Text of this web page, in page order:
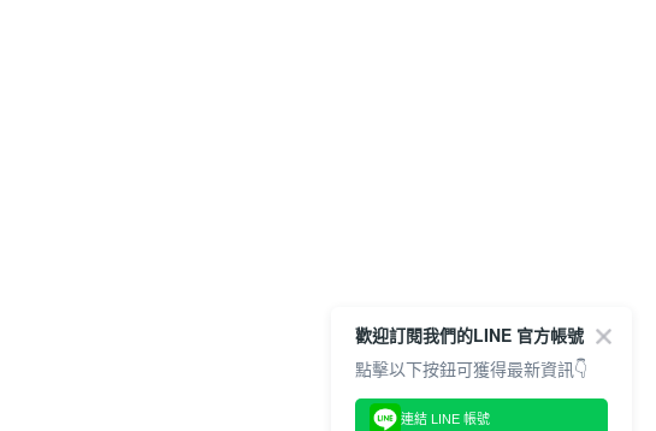
歡迎訂閱我們的LINE 官方帳號
點擊以下按鈕可獲得最新資訊👇
連結 LINE 帳號